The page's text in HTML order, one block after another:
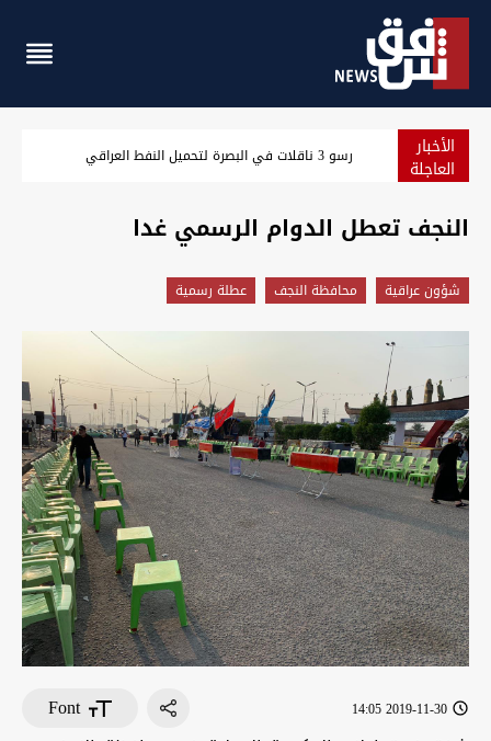
الأخبار
العاجلة مسؤول سعودي: نرصد استعدادات من جماعات عراقية لمهاجمتنا
النجف تعطل الدوام الرسمي غدا
شؤون عراقية محافظة النجف عطلة رسمية
2019-11-30 14:05
Font